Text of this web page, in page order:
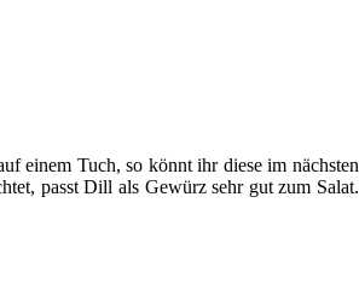
einem Tuch, so könnt ihr diese im nächsten
passt Dill als Gewürz sehr gut zum Salat.